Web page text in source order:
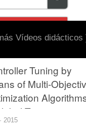
Vídeos didácticos
Tuning by
of Multi-
Tuning
2015